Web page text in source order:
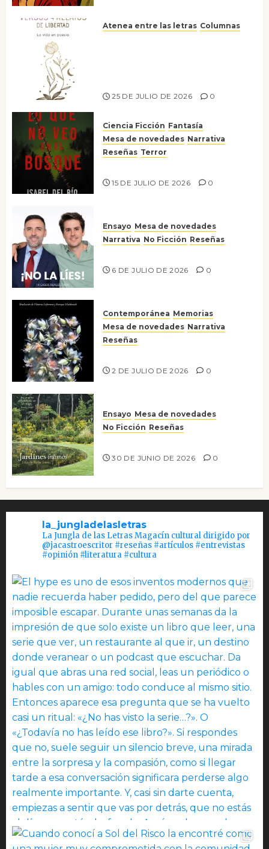
Atenea entre las letras Columnas
25 DE JULIO DE 2026 0
Ciencia Ficción Fantasía
Mesa de novedades Narrativa
Reseñas Terror
15 DE JULIO DE 2026 0
Ensayo Mesa de novedades
Narrativa No Ficción Reseñas
6 DE JULIO DE 2026 0
Contemporánea Memorias
Mesa de novedades Narrativa
Reseñas
2 DE JULIO DE 2026 0
Ensayo Mesa de novedades
No Ficción Reseñas
30 DE JUNIO DE 2026 0
la_jungladelasletras
La Jungla de las Letras Magacín cultural dirigido por
@jacastroescritor #reseñas #artículos #entrevistas
#opinión #literatura #cultura